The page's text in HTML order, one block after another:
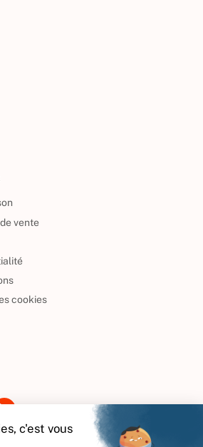
vente
cookies